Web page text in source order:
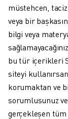
müstehcen, taciz
veya bir
bilgi veya
bu tür içerikleri
siteyi
korumaktan ve
sorumlusunuz ve
gerçekleşen